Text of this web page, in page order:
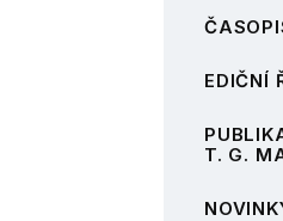
EDIČNÍ
T. G.